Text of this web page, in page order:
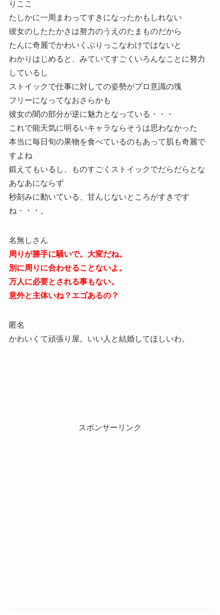
りここ
たしかに一周まわってすきになったかもしれない
彼女のしたたかさは努力のうえのたまものだから
たんに奇麗でかわいくぶりっこなわけではないと
わかりはじめると、みていてすごくいろんなことに努力
しているし
ストイックで仕事に対しての姿勢がプロ意識の塊
フリーになってなおさらかも
彼女の闇の部分が逆に魅力となっている・・・
これで能天気に明るいキャラならそうは思わなかった
本当に毎日旬の果物を食べているのもあって肌も奇麗で
すよね
鍛えてもいるし、ものすごくストイックでだらだらとな
あなあにならず
秒刻みに動いている、甘んじないところがすきです
ね・・・。
名無しさん
周りが勝手に騒いで。大変だね。
別に周りに合わせることないよ。
万人に必要とされる事もない。
意外と主体いね？エゴあるの？
匿名
かわいくて頑張り屋。いい人と結婚してほしいわ。
スポンサーリンク